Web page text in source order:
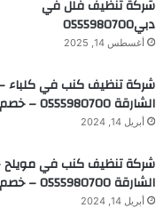
شركة تنظيف فلل في
دبي0555980700
أغسطس 14, 2025
شركة تنظيف كنب في كلباء
الشارقة 0555980700 – خصم30%
أبريل 14, 2024
شركة تنظيف كنب في مويلح
الشارقة 0555980700 – خصم30%
أبريل 14, 2024